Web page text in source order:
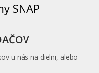
SNAP
u nás na dielni, alebo